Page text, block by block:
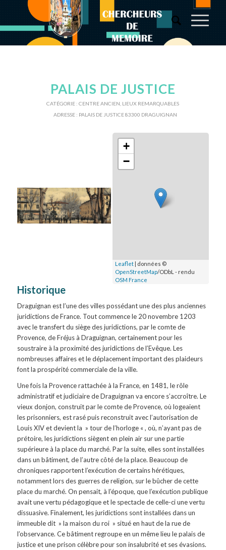
PALAIS DE JUSTICE
CATÉGORIE :CENTRE ANCIEN LIEUX REMARQUABLES
ADRESSE : PALAIS DE JUSTICE 83300 DRAGUIGNAN
+
−
Leaflet | données ©
OpenStreetMap/ODbL - rendu
OSM France
Historique
Draguignan est l’une des villes possédant une des plus anciennes
juridictions de France. Tout commence le 20 novembre 1203
avec le transfert du siège des juridictions, par le comte de
Provence, de Fréjus à Draguignan, certainement pour les
soustraire à la proximité des juridictions de l’Evêque. Les
nombreuses affaires et le déplacement important des plaideurs
font la prospérité commerciale de la ville.
Une fois la Provence rattachée à la France, en 1481, le rôle
administratif et judiciaire de Draguignan va encore s’accroître. Le
vieux donjon, construit par le comte de Provence, où logeaient
les prisonniers, est rasé puis reconstruit avec l’autorisation de
Louis XIV et devient la » tour de l’horloge « , où, n’ayant pas de
prétoire, les juridictions siègent en plein air sur une partie
supérieure à la place du marché. Par la suite, elles sont installées
dans un bâtiment, de l’autre côté de la place. Beaucoup de
chroniques rapportent l’exécution de certains hérétiques,
notamment lors des guerres de religion, sur le bûcher de cette
place du marché. On pensait, à l’époque, que l’exécution publique
avait une vertu pédagogique et le spectacle de celle-ci une vertu
dissuasive. Finalement, les juridictions sont installées dans un
immeuble dit » la maison du roi » situé en haut de la rue de
l’observance. Ce bâtiment regroupe en un même lieu le palais de
justice et une prison célèbre pour son insalubrité et ses évasions.